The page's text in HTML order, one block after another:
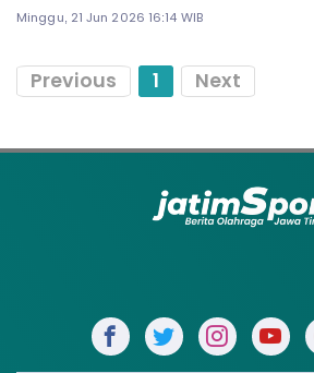
Minggu, 21 Jun 2026 16:14 WIB
Previous 1 Next